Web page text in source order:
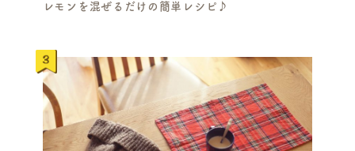
レモンを混ぜるだけの簡単レシピ♪